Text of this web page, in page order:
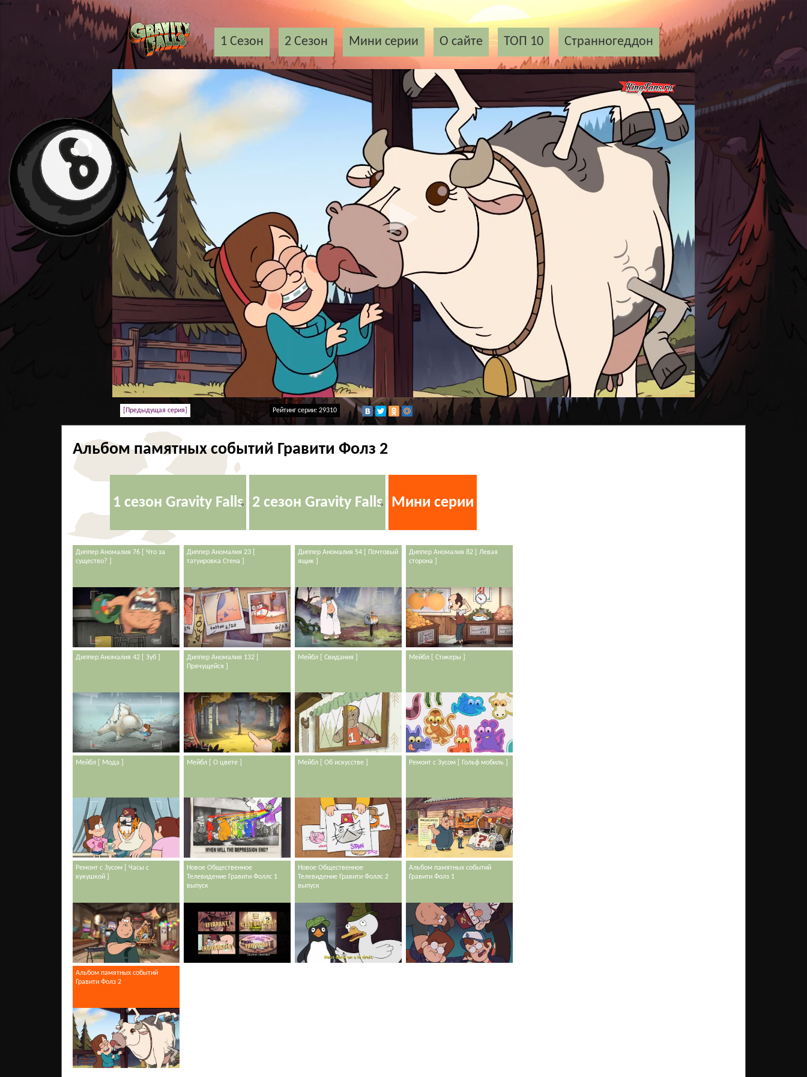
<-->
1 Cезон 2 Сезон Мини серии О сайте ТОП 10 Странногеддон
[Предыдущая сeрия] Рейтинг серии: 29310
Альбом памятных событий Гравити Фолз 2
1 сезон Gravity Falls 2 сезон Gravity Falls Мини серии
Диппер Аномалия 76 [ Что за
существо? ]
Диппер Аномалия 23 [
татуировка Стена ]
Диппер Аномалия 54 [ Почтовый
ящик ]
Диппер Аномалия 82 [ Левая
сторона ]
Диппер Аномалия 42 [ Зуб ]
Диппер Аномалия 132 [
Прячущейся ]
Мейбл [ Свидания ] Мейбл [ Стикеры ]
Мейбл [ Мода ] Мейбл [ О цвете ] Мейбл [ Об искусстве ] Ремонт с Зусом [ Гольф мобиль ]
Ремонт с Зусом [ Часы с
кукушкой ]
Новое Общественное
Телевидение Гравити Фоллс 1
выпуск
Новое Общественное
Телевидение Гравити Фоллс 2
выпуск
Альбом памятных событий
Гравити Фолз 1
Альбом памятных событий
Гравити Фолз 2